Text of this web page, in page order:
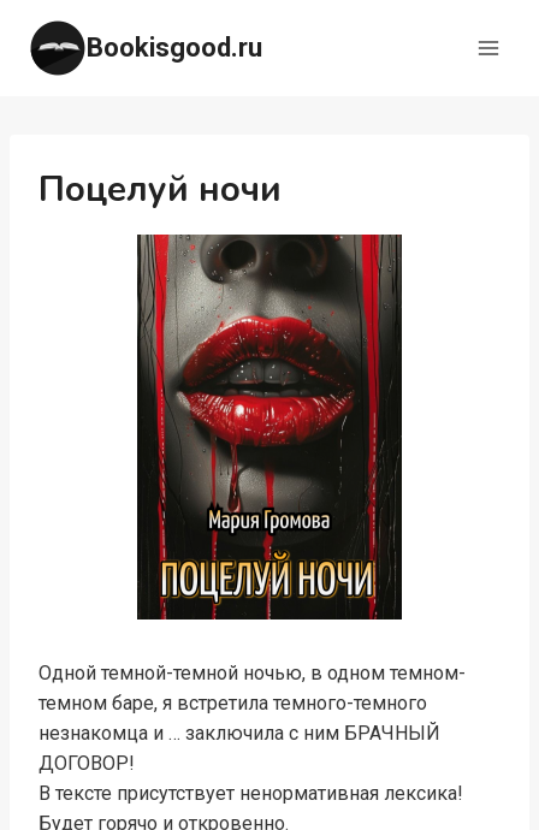
Перейти
содержимому
Bookisgood.ru
Поцелуй ночи
Одной темной-темной ночью, в одном темном-
темном баре, я встретила темного-темного
незнакомца и … заключила с ним БРАЧНЫЙ
ДОГОВОР!
В тексте присутствует ненормативная лексика!
Будет горячо и откровенно.